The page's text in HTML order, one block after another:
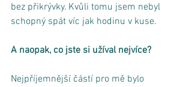
bez přikrývky. Kvůli tomu jsem nebyl
schopný spát víc jak hodinu v kuse.
A naopak, co jste si užíval nejvíce?
Nejpříjemnější částí pro mě bylo